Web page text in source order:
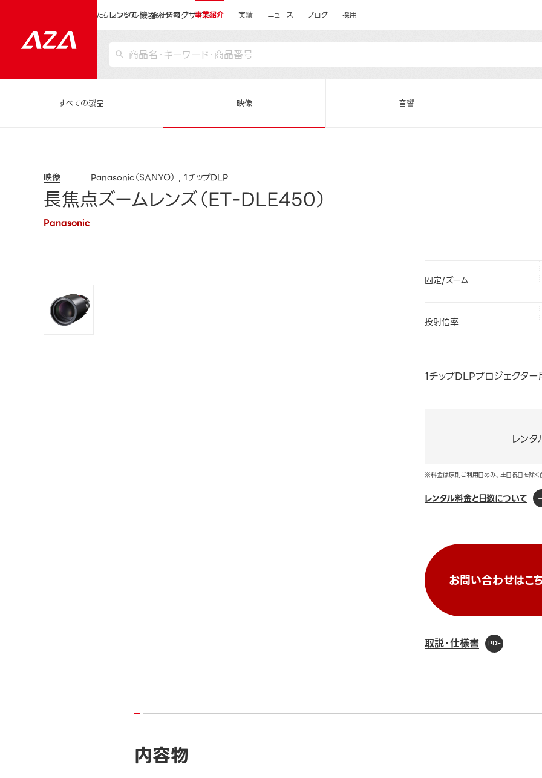
レンタル機器カタログサイト
私たちについて 会社情報 事業紹介 実績 ニュース ブログ 採用
すべての製品 映像 音響
映像 Panasonic（SANYO） 1チップDLP
長焦点ズームレンズ（ET-DLE450）
Panasonic
固定/ズーム
投射倍率
1チップDLPプロジェクター
レン
※料金は原則ご利用日のみ。土日祝日を除
レンタル料金と日数について
お問い合わせはこ
取説・仕様書
内容物